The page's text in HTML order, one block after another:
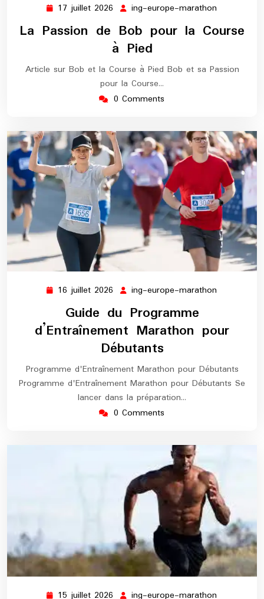
17 juillet 2026 17
juillet
2026
ing-europe-marathon
marathon
La Passion de Bob pour la Course
à Pied
Article sur Bob et la Course à Pied Bob et sa Passion
pour la Course…
0 Comments
16 juillet 2026 16
juillet
2026
ing-europe-marathon
Guide du Programme
d’Entraînement Marathon pour
Débutants
Programme d'Entraînement Marathon pour Débutants
Programme d'Entraînement Marathon pour Débutants Se
lancer dans la préparation…
0 Comments
15 juillet 2026 ing-europe-marathon